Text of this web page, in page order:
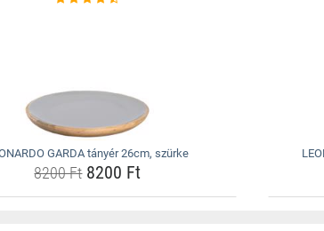
GARDA tányér 26cm, szürke
8200 Ft8200 Ft